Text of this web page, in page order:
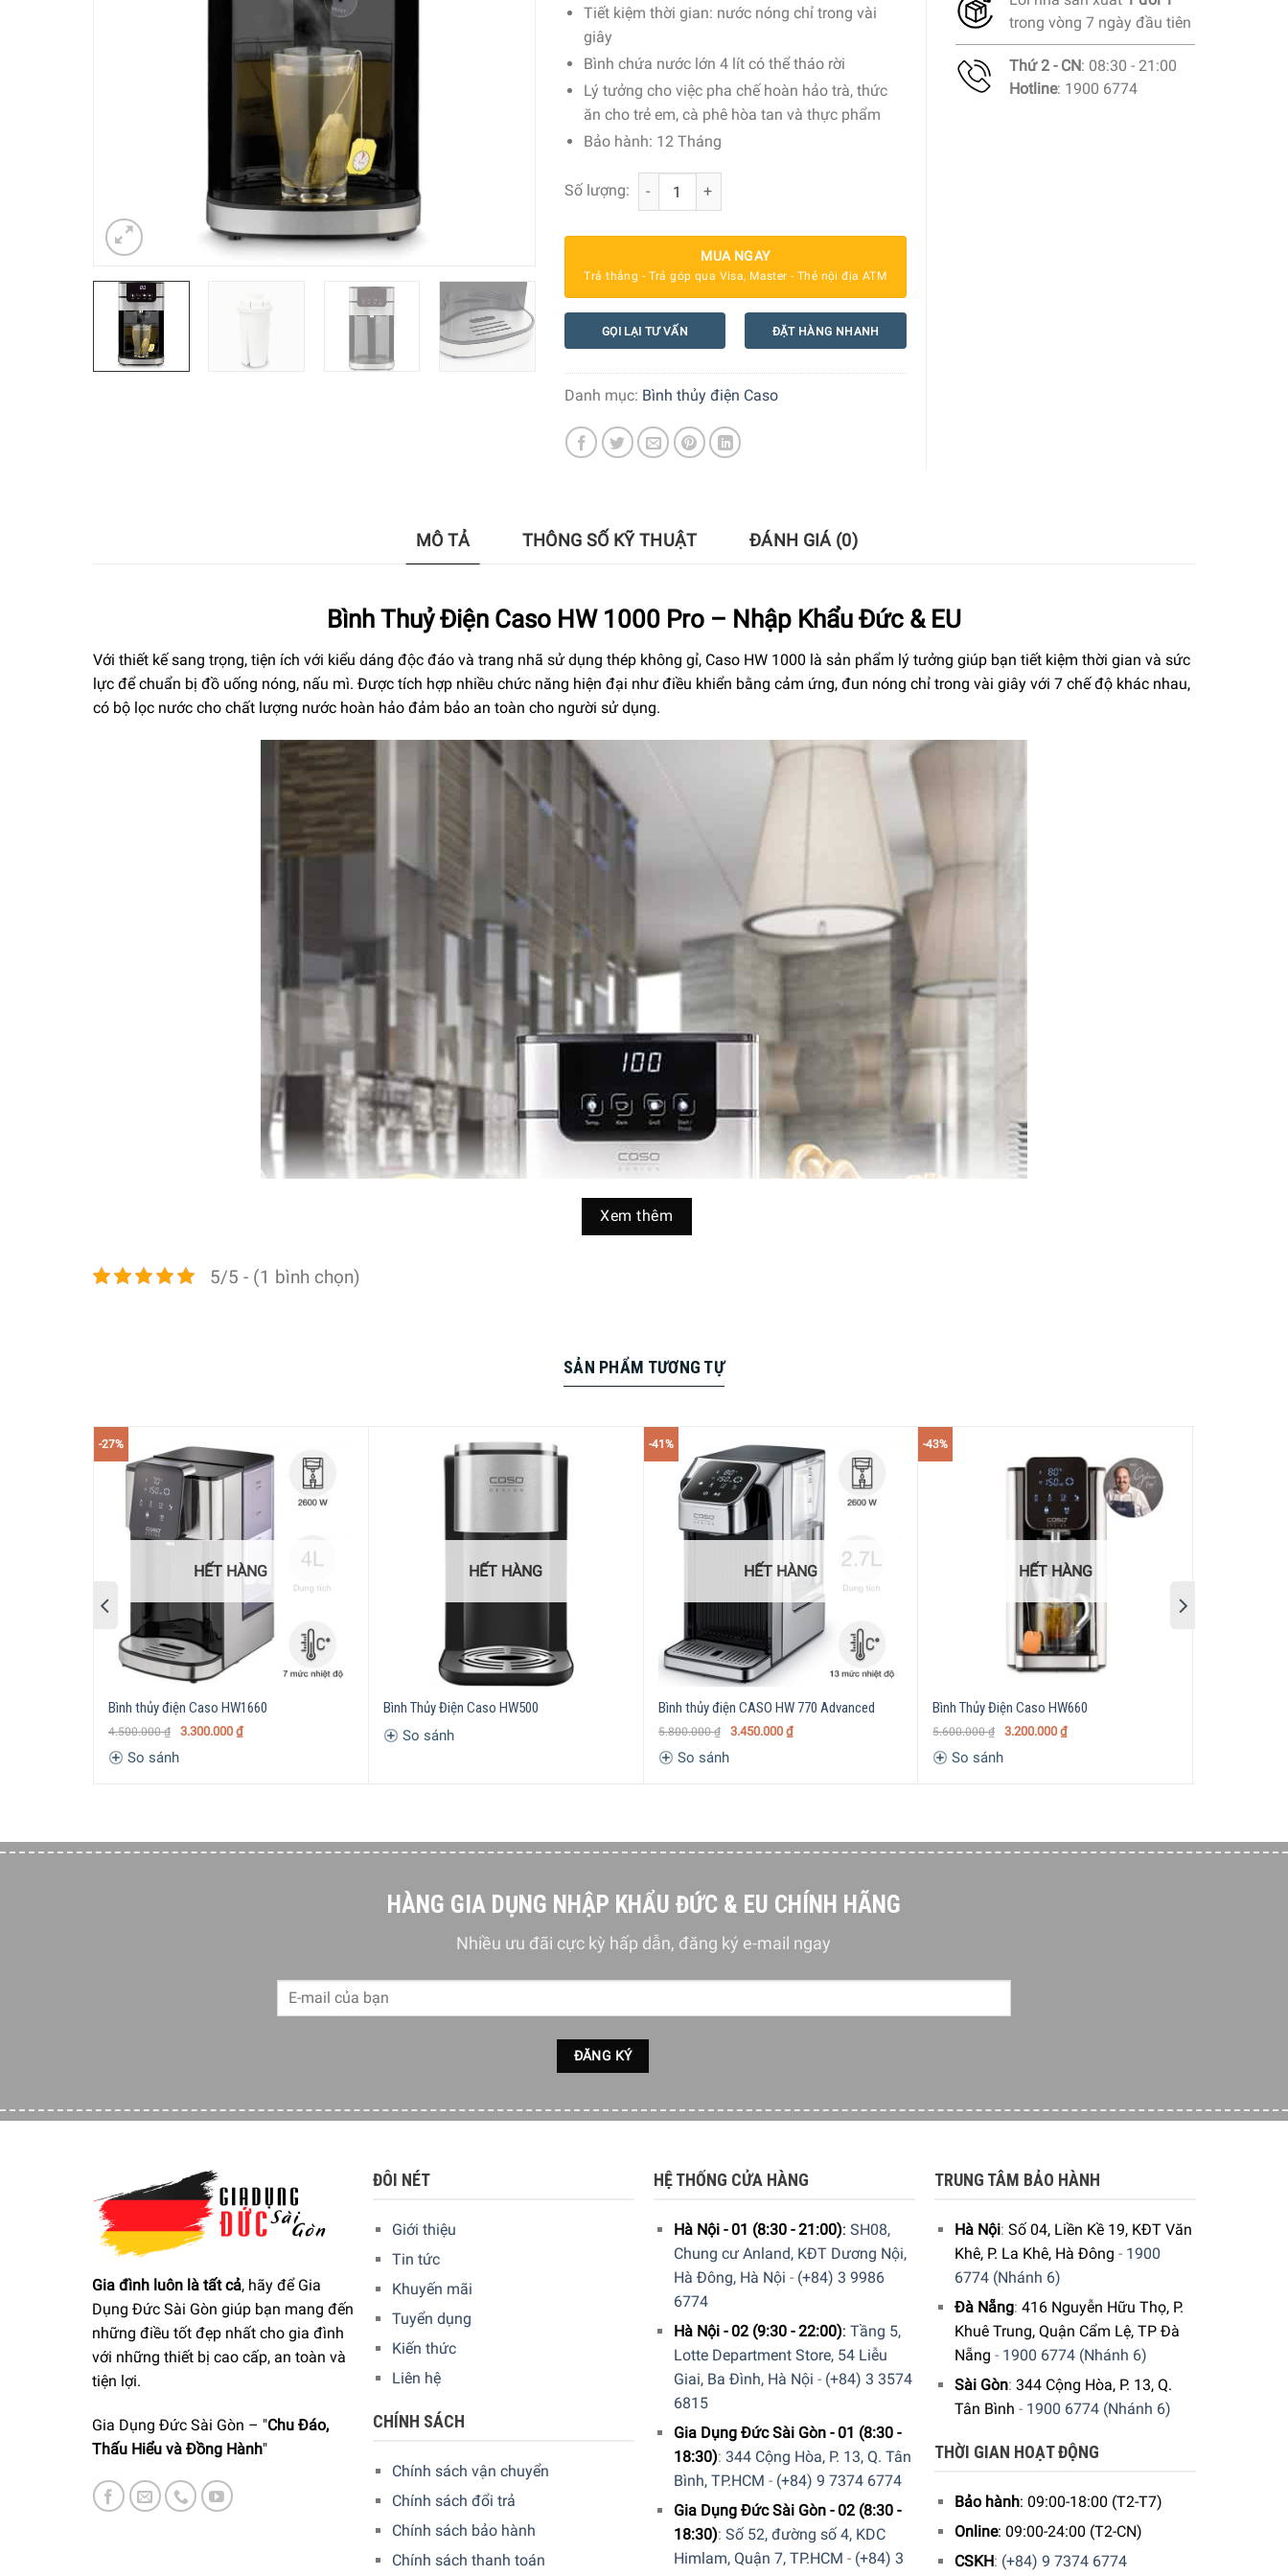
Tiết kiệm thời gian: nước nóng chỉ trong vài
giây
Bình chứa nước lớn 4 lít có thể tháo rời
Lý tưởng cho việc pha chế hoàn hảo trà, thức
ăn cho trẻ em, cà phê hòa tan và thực phẩm
Bảo hành: 12 Tháng
Số lượng: Bình Thuỷ Điện Caso HW 1000 Pro số lượng
MUA NGAY
Trả thẳng - Trả góp qua Visa, Master - Thẻ nội địa ATM
GỌI LẠI TƯ VẤN ĐẶT HÀNG NHANH
Danh mục: Bình thủy điện Caso
trong vòng 7 ngày đầu tiên
Thứ 2 - CN: 08:30 - 21:00
Hotline: 1900 6774
MÔ TẢ THÔNG SỐ KỸ THUẬT ĐÁNH GIÁ (0)
Bình Thuỷ Điện Caso HW 1000 Pro – Nhập Khẩu Đức & EU
Với thiết kế sang trọng, tiện ích với kiểu dáng độc đáo và trang nhã sử dụng thép không gỉ, Caso HW 1000 là sản phẩm lý tưởng giúp bạn tiết kiệm thời gian và sức
lực để chuẩn bị đồ uống nóng, nấu mì. Được tích hợp nhiều chức năng hiện đại như điều khiển bằng cảm ứng, đun nóng chỉ trong vài giây với 7 chế độ khác nhau,
có bộ lọc nước cho chất lượng nước hoàn hảo đảm bảo an toàn cho người sử dụng.
Chỉ bằng một nút bấm và chỉ trong vài giây, bình thuỷ điện Caso HW 1000 đã sẵn sàng nước nóng để bạn sử dụng. Với chức năng khoá tự động, bạn sẽ không lo
bị bỏng bởi nước nóng bị tràn sau khi đun, đây cũng là tính năng giúp Caso HW 1000 trở nên nổi bật.
cạnh đó còn tiết kiệm đến 50% năng lượng so với ấm thông thường.
Xem thêm
5/5 - (1 bình chọn)
SẢN PHẨM TƯƠNG TỰ
-27%
HẾT HÀNG
Bình thủy điện Caso HW1660
4.500.000₫ 3.300.000 ₫
So sánh
HẾT HÀNG
Bình Thủy Điện Caso HW500
So sánh
-41%
HẾT HÀNG
Bình thủy điện CASO HW 770 Advanced
5.800.000₫ 3.450.000 ₫
So sánh
-43%
HẾT HÀNG
Bình Thủy Điện Caso HW660
5.600.000₫ 3.200.000₫
So sánh
HÀNG GIA DỤNG NHẬP KHẨU ĐỨC & EU CHÍNH HÃNG
Nhiều ưu đãi cực kỳ hấp dẫn, đăng ký e-mail ngay
Gia đình luôn là tất cả, hãy để Gia
Dụng Đức Sài Gòn giúp bạn mang đến
những điều tốt đẹp nhất cho gia đình
với những thiết bị cao cấp, an toàn và
tiện lợi.
Gia Dụng Đức Sài Gòn – "Chu Đáo,
Thấu Hiểu và Đồng Hành"
ĐÔI NÉT
Giới thiệu
Tin tức
Khuyến mãi
Tuyển dụng
Kiến thức
Liên hệ
CHÍNH SÁCH
Chính sách vận chuyển
Chính sách đổi trả
Chính sách bảo hành
Chính sách thanh toán
HỆ THỐNG CỬA HÀNG
Hà Nội - 01 (8:30 - 21:00): SH08,
Chung cư Anland, KĐT Dương Nội,
Hà Đông, Hà Nội - (+84) 3 9986
6774
Hà Nội - 02 (9:30 - 22:00): Tầng 5,
Lotte Department Store, 54 Liễu
Giai, Ba Đình, Hà Nội - (+84) 3 3574
6815
Gia Dụng Đức Sài Gòn - 01 (8:30 -
18:30): 344 Cộng Hòa, P. 13, Q. Tân
Bình, TP.HCM - (+84) 9 7374 6774
Gia Dụng Đức Sài Gòn - 02 (8:30 -
18:30): Số 52, đường số 4, KDC
Himlam, Quận 7, TP.HCM - (+84) 3
TRUNG TÂM BẢO HÀNH
Hà Nội: Số 04, Liền Kề 19, KĐT Văn
Khê, P. La Khê, Hà Đông - 1900
6774 (Nhánh 6)
Đà Nẵng: 416 Nguyễn Hữu Thọ, P.
Khuê Trung, Quận Cẩm Lệ, TP Đà
Nẵng - 1900 6774 (Nhánh 6)
Sài Gòn: 344 Cộng Hòa, P. 13, Q.
Tân Bình - 1900 6774 (Nhánh 6)
THỜI GIAN HOẠT ĐỘNG
Bảo hành: 09:00-18:00 (T2-T7)
Online: 09:00-24:00 (T2-CN)
CSKH: (+84) 9 7374 6774